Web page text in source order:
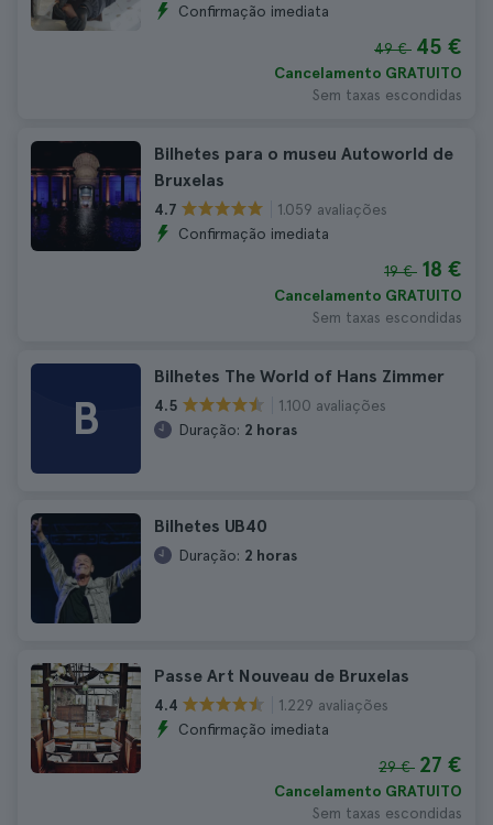
Confirmação imediata
49 € 45 €
Cancelamento GRATUITO
Sem taxas escondidas
Bilhetes para o museu Autoworld de
Bruxelas
4.7
1.059 avaliações
Confirmação imediata
19 € 18 €
Cancelamento GRATUITO
Sem taxas escondidas
B
Bilhetes The World of Hans Zimmer
4.5
1.100 avaliações
Duração: 2 horas
Bilhetes UB40
Duração: 2 horas
Passe Art Nouveau de Bruxelas
4.4
1.229 avaliações
Confirmação imediata
29 € 27 €
Cancelamento GRATUITO
Sem taxas escondidas